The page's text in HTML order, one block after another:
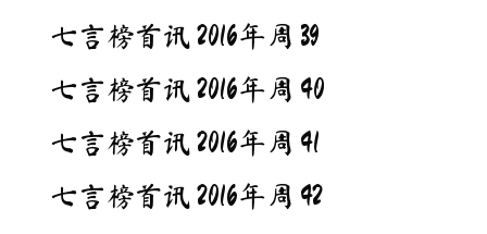
七言榜首讯 2016年周 39
七言榜首讯 2016年周 40
七言榜首讯 2016年周 41
七言榜首讯 2016年周 42